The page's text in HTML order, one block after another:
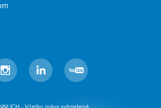
- Všetky práva vyhradené
InstagramLinkedIn YouTube